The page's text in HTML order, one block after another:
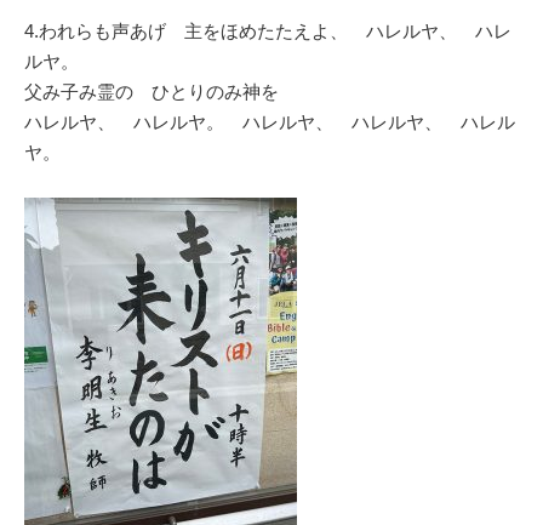
4.われらも声あげ 主をほめたたえよ、 ハレルヤ、 ハレ
ルヤ。
父み子み霊の ひとりのみ神を
ハレルヤ、 ハレルヤ。 ハレルヤ、 ハレルヤ、 ハレル
ヤ。